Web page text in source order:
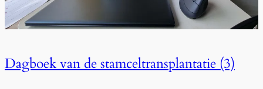
Dagboek van de stamceltransplantatie (3)